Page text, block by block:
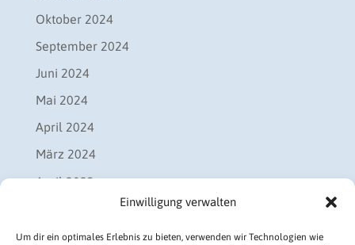
Einwilligung verwalten
Um dir ein optimales Erlebnis zu bieten, verwenden wir Technologien wie
Oktober 2024
September 2024
Juni 2024
Mai 2024
April 2024
März 2024
April 2023
September 2022
Juli 2022